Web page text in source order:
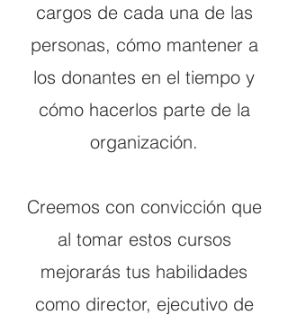
cargos de cada una de las
personas, cómo mantener a
los donantes en el tiempo y
cómo hacerlos parte de la
organización.
Creemos con convicción que
al tomar estos cursos
mejorarás tus habilidades
como director, ejecutivo de